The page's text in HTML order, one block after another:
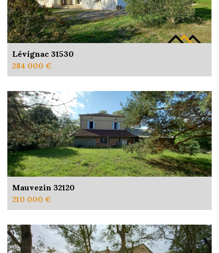
Lévignac 31530
284 000 €
Mauvezin 32120
210 000 €